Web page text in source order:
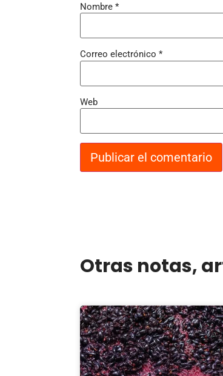
Nombre *
Correo electrónico *
Web
Otras notas,